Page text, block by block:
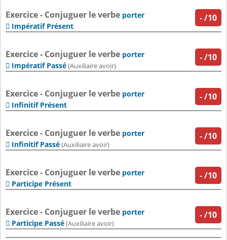
-/10
Exercice - Conjuguer le verbe porter
 Impératif Présent
-/10
Exercice - Conjuguer le verbe porter
 Impératif Passé(Auxiliaire avoir)
-/10
Exercice - Conjuguer le verbe porter
 Infinitif Présent
-/10
Exercice - Conjuguer le verbe porter
 Infinitif Passé(Auxiliaire avoir)
-/10
Exercice - Conjuguer le verbe porter
 Participe Présent
-/10
Exercice - Conjuguer le verbe porter
 Participe Passé(Auxiliaire avoir)